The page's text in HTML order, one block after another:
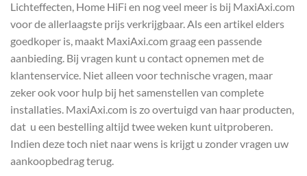
Lichteffecten, Home HiFi en nog veel meer is bij MaxiAxi.com
voor de allerlaagste prijs verkrijgbaar. Als een artikel elders
goedkoper is, maakt MaxiAxi.com graag een passende
aanbieding. Bij vragen kunt u contact opnemen met de
klantenservice. Niet alleen voor technische vragen, maar
zeker ook voor hulp bij het samenstellen van complete
installaties. MaxiAxi.com is zo overtuigd van haar producten,
dat u een bestelling altijd twee weken kunt uitproberen.
Indien deze toch niet naar wens is krijgt u zonder vragen uw
aankoopbedrag terug.